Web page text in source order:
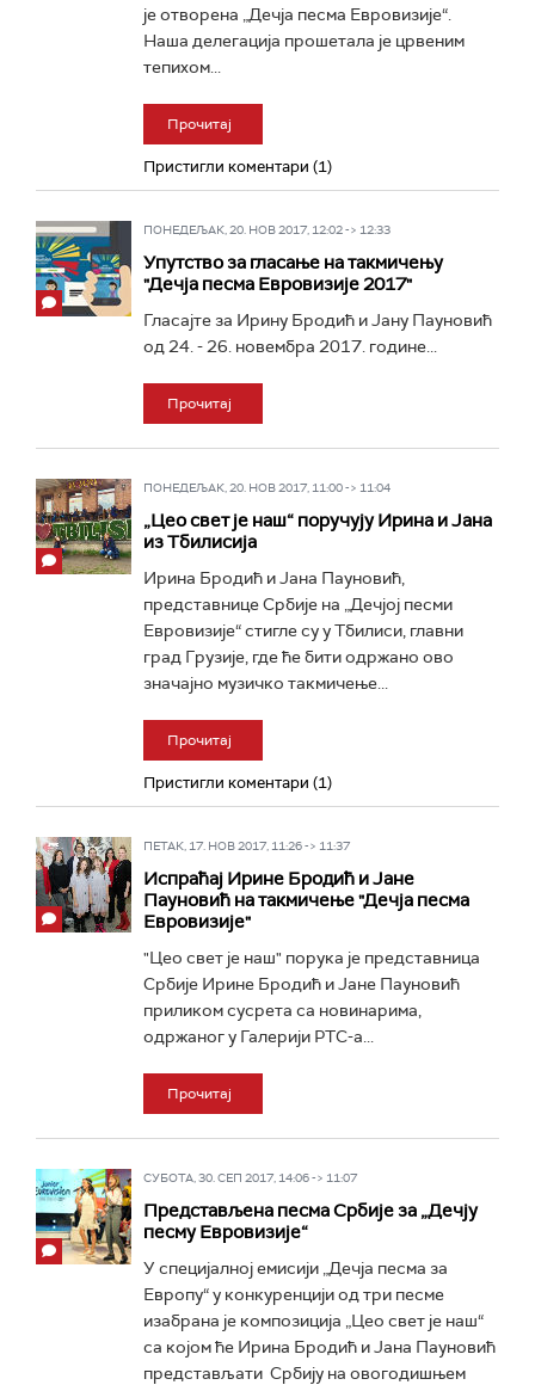
је отворена „Дечја песма Евровизије“.
Наша делегација прошетала је црвеним
тепихом...
Прочитај
Пристигли коментари (1)
ПОНЕДЕЉАК, 20. НОВ 2017, 12:02 -> 12:33
Упутство за гласање на такмичењу
"Дечја песма Евровизије 2017"
Гласајте за Ирину Бродић и Јану Пауновић
од 24. - 26. новембра 2017. године...
Прочитај
ПОНЕДЕЉАК, 20. НОВ 2017, 11:00 -> 11:04
„Цео свет је наш“ поручују Ирина и Јана
из Тбилисија
Ирина Бродић и Јана Пауновић,
представнице Србије на „Дечјој песми
Евровизије“ стигле су у Тбилиси, главни
град Грузије, где ће бити одржано ово
значајно музичко такмичење...
Прочитај
Пристигли коментари (1)
ПЕТАК, 17. НОВ 2017, 11:26 -> 11:37
Испраћај Ирине Бродић и Јане
Пауновић на такмичење "Дечја песма
Евровизије"
"Цео свет је наш" порука је представница
Србије Ирине Бродић и Јане Пауновић
приликом сусрета са новинарима,
одржаног у Галерији РТС-а...
Прочитај
СУБОТА, 30. СЕП 2017, 14:06 -> 11:07
Представљена песма Србије за „Дечју
песму Евровизије“
У специјалној емисији „Дечја песма за
Европу“ у конкуренцији од три песме
изабрана је композиција „Цео свет је наш“
са којом ће Ирина Бродић и Јана Пауновић
представљати Србију на овогодишњем